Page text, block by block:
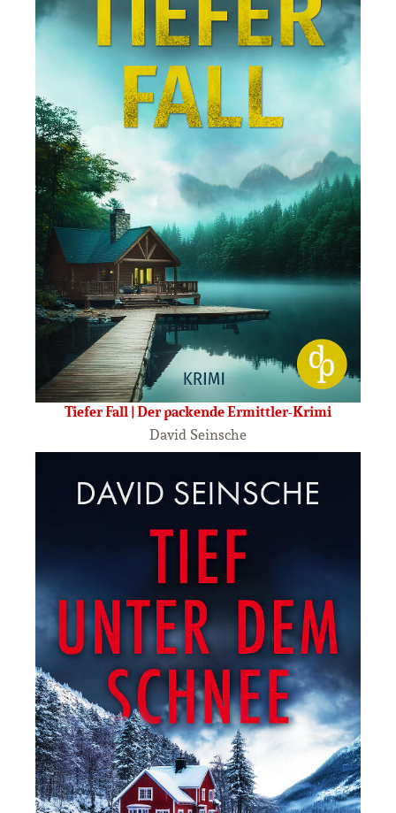
Tiefer Fall | Der packende Ermittler-Krimi
David Seinsche